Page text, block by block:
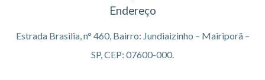
Endereço
Estrada Brasilia, n° 460, Bairro: Jundiaizinho – Mairiporã –
SP, CEP: 07600-000.